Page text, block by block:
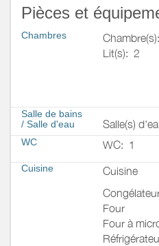
Pièces et
Chambres
Lit(s): 2
Salle de bains
/ Salle d'eau Salle(s)
WC WC: 1
Cuisine
Cuisine
Four
Four à